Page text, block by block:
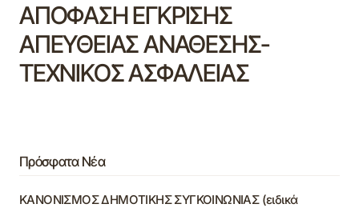
ΑΠΟΦΑΣΗ ΕΓΚΡΙΣΗΣ
ΑΠΕΥΘΕΙΑΣ ΑΝΑΘΕΣΗΣ-
ΤΕΧΝΙΚΟΣ ΑΣΦΑΛΕΙΑΣ
Πρόσφατα Νέα
ΚΑΝΟΝΙΣΜΟΣ ΔΗΜΟΤΙΚΗΣ ΣΥΓΚΟΙΝΩΝΙΑΣ (ειδικά